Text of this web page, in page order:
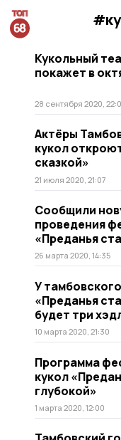
Кукольный
покажет в
28 сентября 2020,
Актёры
кукол
сказкой»
21 июля 2020, 21:07
Сообщили
проведения
«Преданья
26 марта 2020, 14:35
У
«Преданья
будет три
10 марта 2020, 21:30
Программа
кукол
глубокой»
1 марта 2020, 12:00